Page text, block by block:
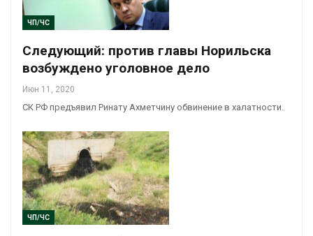
ЧП/ЧС
Следующий: против главы Норильска
возбуждено уголовное дело
Июн 11, 2020
СК РФ предъявил Ринату Ахметчину обвинение в халатности.
ЧП/ЧС